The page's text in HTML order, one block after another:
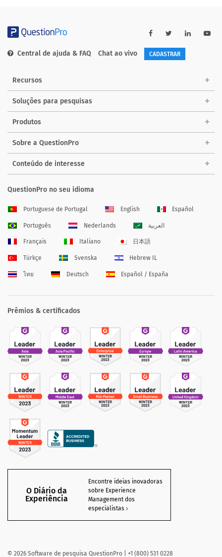
Central de ajuda & FAQ Chat ao vivo CADASTRAR
Recursos
Soluções para pesquisas
Produtos
Sobre a QuestionPro
Conteúdo de interesse
QuestionPro no seu idioma
Portuguese de Portugal English Español
Português Nederlands العربية
Français Italiano 日本語
Türkçe Svenska Hebrew IL
ไทย Deutsch Español / España
Prêmios & certificados
O Diário da
Experiência
Encontre ideias inovadoras
sobre Experience
Management dos
especialistas
© 2026 Software de pesquisa QuestionPro | +1 (800) 531 0228